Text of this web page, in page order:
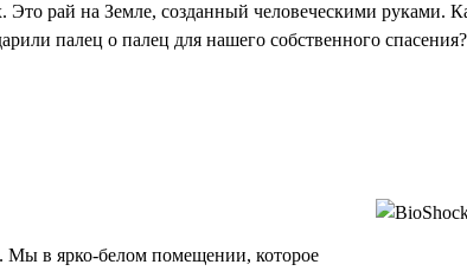
рай на Земле, созданный человеческими руками.
палец о палец для нашего собственного
Мы в ярко-белом помещении, которое